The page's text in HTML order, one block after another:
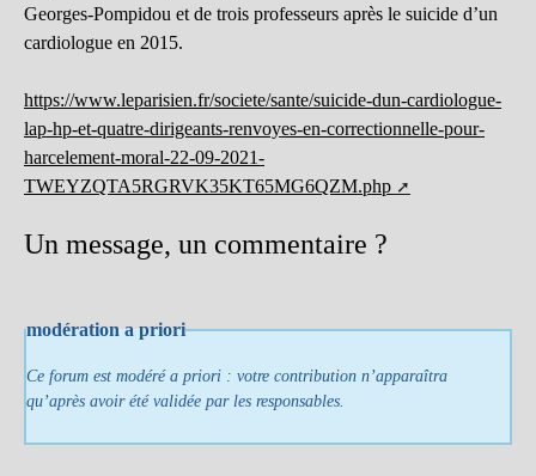
Georges-Pompidou et de trois professeurs après le suicide d’un
cardiologue en 2015.
https://www.leparisien.fr/societe/sante/suicide-dun-cardiologue-
lap-hp-et-quatre-dirigeants-renvoyes-en-correctionnelle-pour-
harcelement-moral-22-09-2021-
TWEYZQTA5RGRVK35KT65MG6QZM.php
Un message, un commentaire ?
modération a priori
Ce forum est modéré a priori : votre contribution n’apparaîtra
qu’après avoir été validée par les responsables.